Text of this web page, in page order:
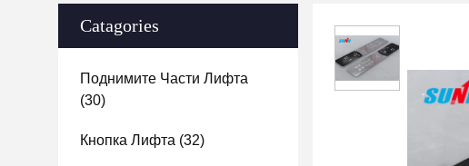
Catagories
Поднимите Части Лифта
(30)
Кнопка Лифта (32)